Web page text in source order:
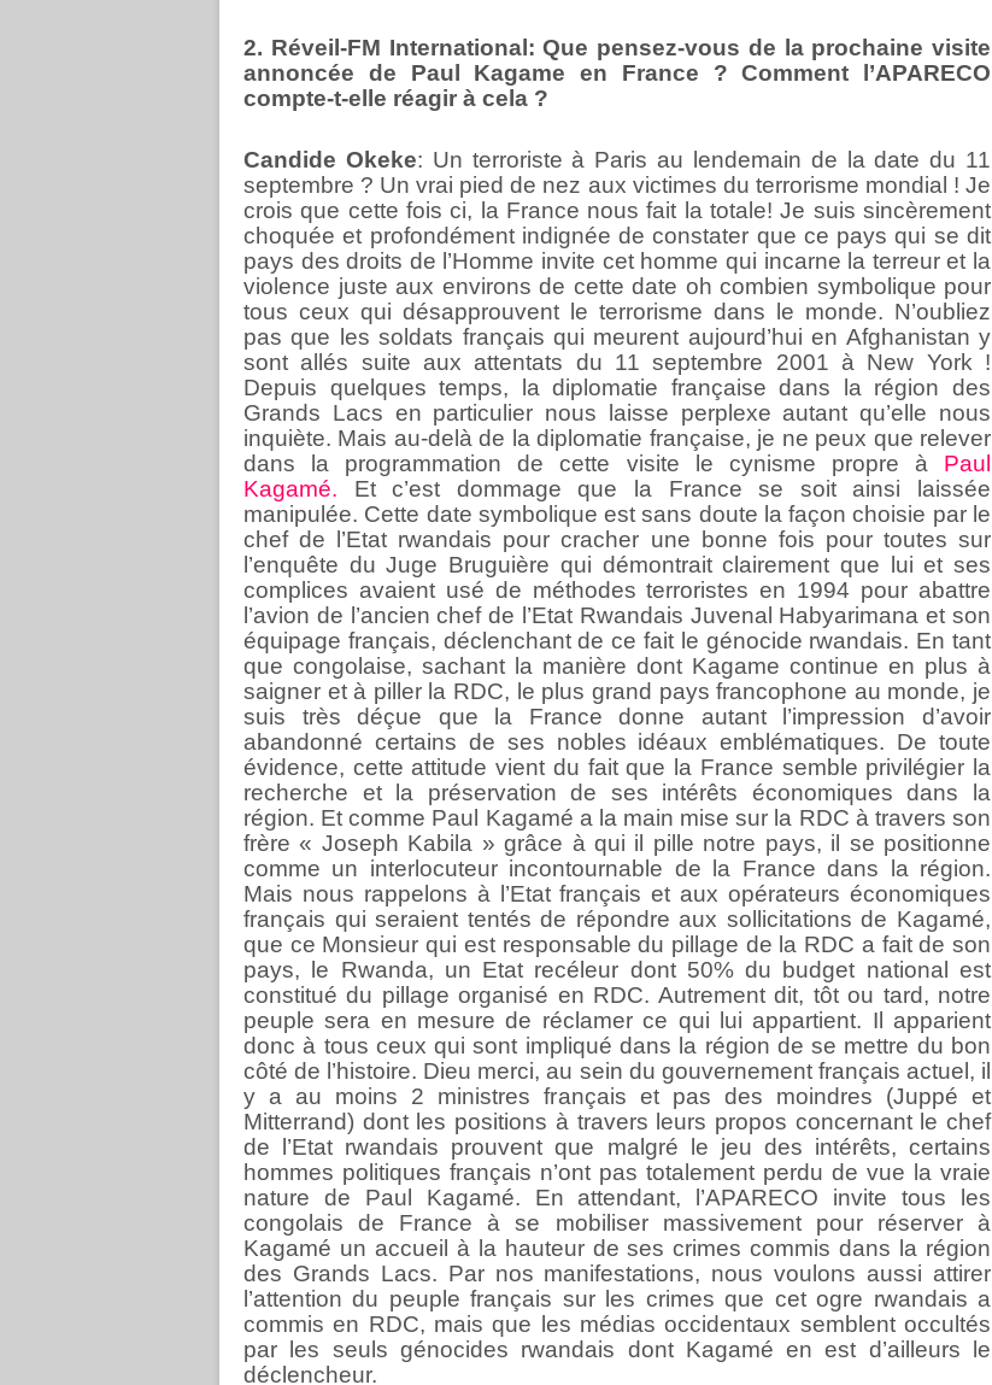
2. Réveil-FM International: Que pensez-vous de la prochaine visite
annoncée de Paul Kagame en France ? Comment l’APARECO
compte-t-elle réagir à cela ?
Candide Okeke: Un terroriste à Paris au lendemain de la date du 11
septembre ? Un vrai pied de nez aux victimes du terrorisme mondial ! Je
crois que cette fois ci, la France nous fait la totale! Je suis sincèrement
choquée et profondément indignée de constater que ce pays qui se dit
pays des droits de l’Homme invite cet homme qui incarne la terreur et la
violence juste aux environs de cette date oh combien symbolique pour
tous ceux qui désapprouvent le terrorisme dans le monde. N’oubliez
pas que les soldats français qui meurent aujourd’hui en Afghanistan y
sont allés suite aux attentats du 11 septembre 2001 à New York !
Depuis quelques temps, la diplomatie française dans la région des
Grands Lacs en particulier nous laisse perplexe autant qu’elle nous
inquiète. Mais au-delà de la diplomatie française, je ne peux que relever
dans la programmation de cette visite le cynisme propre à Paul
Kagamé. Et c’est dommage que la France se soit ainsi laissée
manipulée. Cette date symbolique est sans doute la façon choisie par le
chef de l’Etat rwandais pour cracher une bonne fois pour toutes sur
l’enquête du Juge Bruguière qui démontrait clairement que lui et ses
complices avaient usé de méthodes terroristes en 1994 pour abattre
l’avion de l’ancien chef de l’Etat Rwandais Juvenal Habyarimana et son
équipage français, déclenchant de ce fait le génocide rwandais. En tant
que congolaise, sachant la manière dont Kagame continue en plus à
saigner et à piller la RDC, le plus grand pays francophone au monde, je
suis très déçue que la France donne autant l’impression d’avoir
abandonné certains de ses nobles idéaux emblématiques. De toute
évidence, cette attitude vient du fait que la France semble privilégier la
recherche et la préservation de ses intérêts économiques dans la
région. Et comme Paul Kagamé a la main mise sur la RDC à travers son
frère « Joseph Kabila » grâce à qui il pille notre pays, il se positionne
comme un interlocuteur incontournable de la France dans la région.
Mais nous rappelons à l’Etat français et aux opérateurs économiques
français qui seraient tentés de répondre aux sollicitations de Kagamé,
que ce Monsieur qui est responsable du pillage de la RDC a fait de son
pays, le Rwanda, un Etat recéleur dont 50% du budget national est
constitué du pillage organisé en RDC. Autrement dit, tôt ou tard, notre
peuple sera en mesure de réclamer ce qui lui appartient. Il apparient
donc à tous ceux qui sont impliqué dans la région de se mettre du bon
côté de l’histoire. Dieu merci, au sein du gouvernement français actuel, il
y a au moins 2 ministres français et pas des moindres (Juppé et
Mitterrand) dont les positions à travers leurs propos concernant le chef
de l’Etat rwandais prouvent que malgré le jeu des intérêts, certains
hommes politiques français n’ont pas totalement perdu de vue la vraie
nature de Paul Kagamé. En attendant, l’APARECO invite tous les
congolais de France à se mobiliser massivement pour réserver à
Kagamé un accueil à la hauteur de ses crimes commis dans la région
des Grands Lacs. Par nos manifestations, nous voulons aussi attirer
l’attention du peuple français sur les crimes que cet ogre rwandais a
commis en RDC, mais que les médias occidentaux semblent occultés
par les seuls génocides rwandais dont Kagamé en est d’ailleurs le
déclencheur.